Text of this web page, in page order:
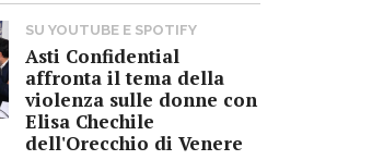
SU YOUTUBE E SPOTIFY
Asti Confidential
affronta il tema della
violenza sulle donne con
Elisa Chechile
dell'Orecchio di Venere